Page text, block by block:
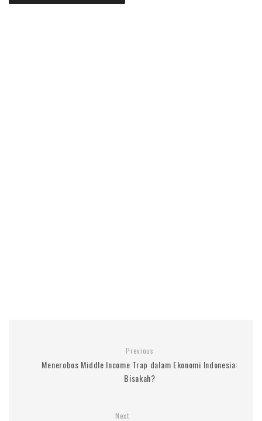
Previous
Menerobos Middle Income Trap dalam Ekonomi Indonesia:
Bisakah?
Next